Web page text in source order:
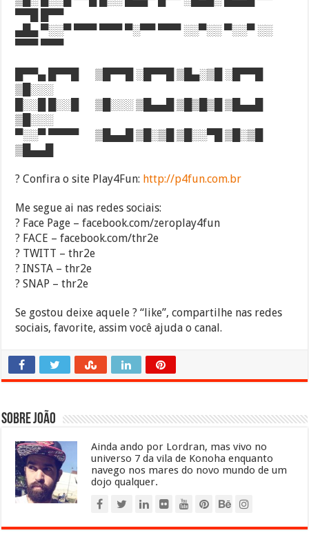
▀▀█ █▀▀
▄█▄ ▀░░▀ ▀▀▀ ▀▀▀ ▀░▀▀ ▀▀▀ ░░▀░░ ▀░░▀ ░░
▀▀▀ ▀▀▀
█▀▀▄ █▀▀█ ▒█▀▀█ ░█▀▀█ ▒█▄░▒█ ░█▀▀█
▒█░░░
█░░█ █░░█ ▒█░░░ ▒█▄▄█ ▒█▒█▒█ ▒█▄▄█
▒█░░░
▀░░▀ ▀▀▀▀ ▒█▄▄█ ▒█░▒█ ▒█░░▀█ ▒█░▒█
▒█▄▄█
? Confira o site Play4Fun: http://p4fun.com.br
Me segue ai nas redes sociais:
? Face Page – facebook.com/zeroplay4fun
? FACE – facebook.com/thr2e
? TWITT – thr2e
? INSTA – thr2e
? SNAP – thr2e
Se gostou deixe aquele ? “like”, compartilhe nas redes
sociais, favorite, assim você ajuda o canal.
Sobre João
Ainda ando por Lordran, mas vivo no
universo 7 da vila de Konoha enquanto
navego nos mares do novo mundo de um
dojo qualquer.